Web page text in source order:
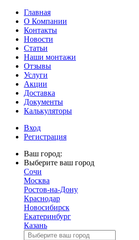
Главная
О Компании
Контакты
Новости
Статьи
Наши монтажи
Отзывы
Услуги
Акции
Доставка
Документы
Калькуляторы
Вход
Регистрация
Ваш город:
Выберите ваш город
Сочи
Москва
Ростов-на-Дону
Краснодар
Новосибирск
Екатеринбург
Казань